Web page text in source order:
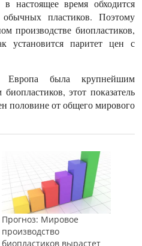
в настоящее время обходится
пластиков. Поэтому
производстве биопластиков,
установится паритет цен с
была крупнейшим
этот показатель
половине от общего мирового
Прогноз: Мировое
производство
биопластиков вырастет